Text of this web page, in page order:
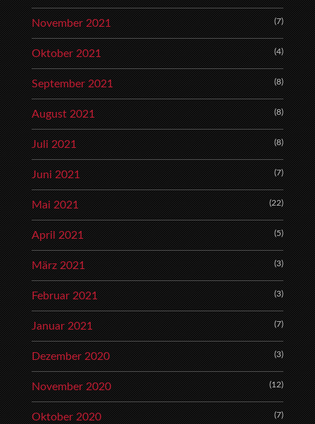
November 2021 (7)
Oktober 2021 (4)
September 2021 (8)
August 2021 (8)
Juli 2021 (8)
Juni 2021 (7)
Mai 2021 (22)
April 2021 (5)
März 2021 (3)
Februar 2021 (3)
Januar 2021 (7)
Dezember 2020 (3)
November 2020 (12)
Oktober 2020 (7)